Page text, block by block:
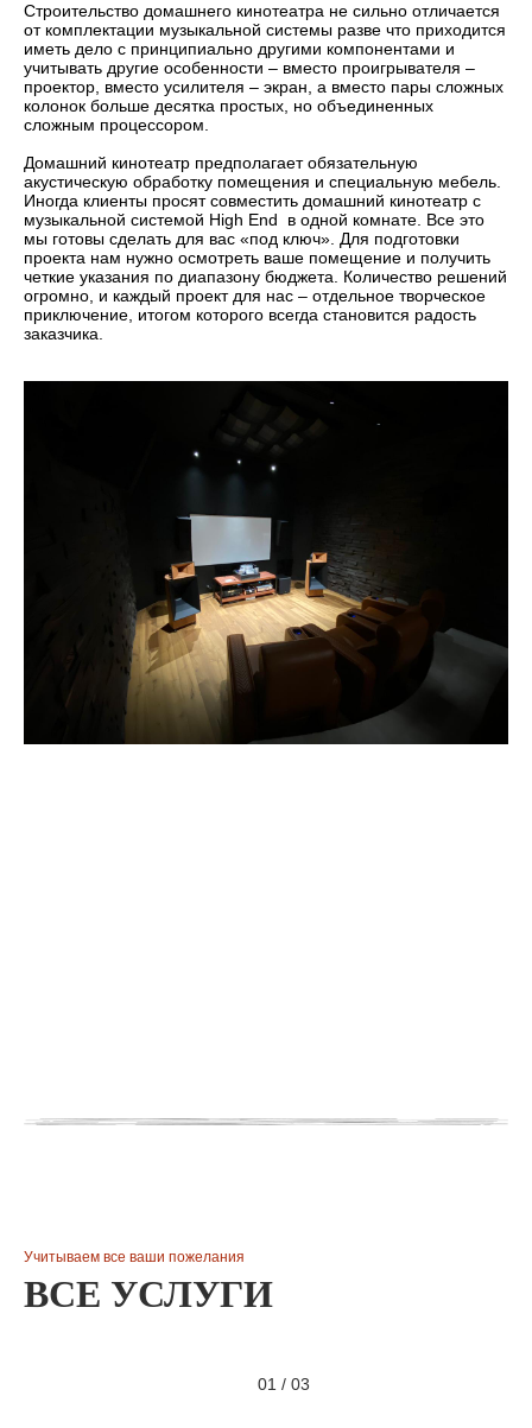
Строительство домашнего кинотеатра не сильно отличается
от комплектации музыкальной системы разве что приходится
иметь дело с принципиально другими компонентами и
учитывать другие особенности – вместо проигрывателя –
проектор, вместо усилителя – экран, а вместо пары сложных
колонок больше десятка простых, но объединенных
сложным процессором.
Домашний кинотеатр предполагает обязательную
акустическую обработку помещения и специальную мебель.
Иногда клиенты просят совместить домашний кинотеатр с
музыкальной системой High End в одной комнате. Все это
мы готовы сделать для вас «под ключ». Для подготовки
проекта нам нужно осмотреть ваше помещение и получить
четкие указания по диапазону бюджета. Количество решений
огромно, и каждый проект для нас – отдельное творческое
приключение, итогом которого всегда становится радость
заказчика.
Учитываем все ваши пожелания
ВСЕ УСЛУГИ
01 / 03